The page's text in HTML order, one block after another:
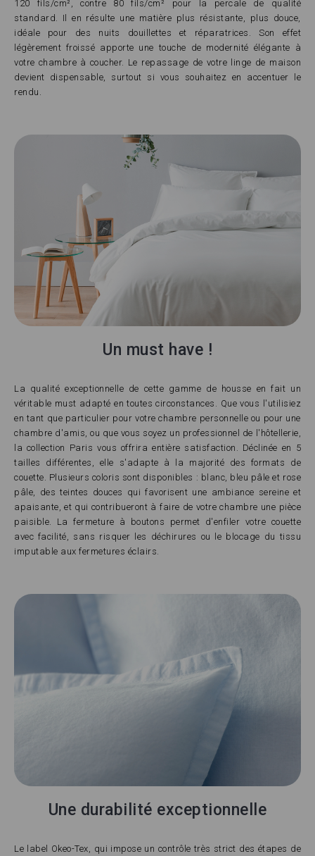
120 fils/cm², contre 80 fils/cm² pour la percale de qualité
standard. Il en résulte une matière plus résistante, plus douce,
idéale pour des nuits douillettes et réparatrices. Son effet
légèrement froissé apporte une touche de modernité élégante à
votre chambre à coucher. Le repassage de votre linge de maison
devient dispensable, surtout si vous souhaitez en accentuer le
rendu.
Un must have !
La qualité exceptionnelle de cette gamme de housse en fait un
véritable must adapté en toutes circonstances. Que vous l'utilisiez
en tant que particulier pour votre chambre personnelle ou pour une
chambre d'amis, ou que vous soyez un professionnel de l'hôtellerie,
la collection Paris vous offrira entière satisfaction. Déclinée en 5
tailles différentes, elle s'adapte à la majorité des formats de
couette. Plusieurs coloris sont disponibles : blanc, bleu pâle et rose
pâle, des teintes douces qui favorisent une ambiance sereine et
apaisante, et qui contribueront à faire de votre chambre une pièce
paisible. La fermeture à boutons permet d'enfiler votre couette
avec facilité, sans risquer les déchirures ou le blocage du tissu
imputable aux fermetures éclairs.
Une durabilité exceptionnelle
Le label Okeo-Tex, qui impose un contrôle très strict des étapes de